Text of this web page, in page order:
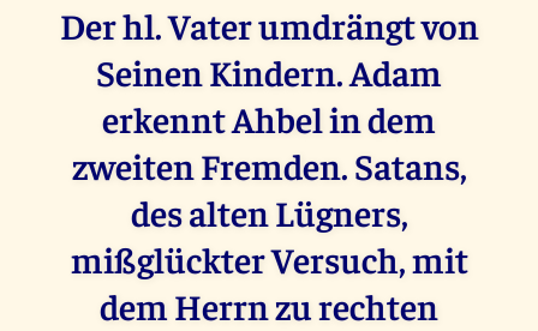
Der hl. Vater umdrängt von
Seinen Kindern. Adam
erkennt Ahbel in dem
zweiten Fremden. Satans,
des alten Lügners,
mißglückter Versuch, mit
dem Herrn zu rechten